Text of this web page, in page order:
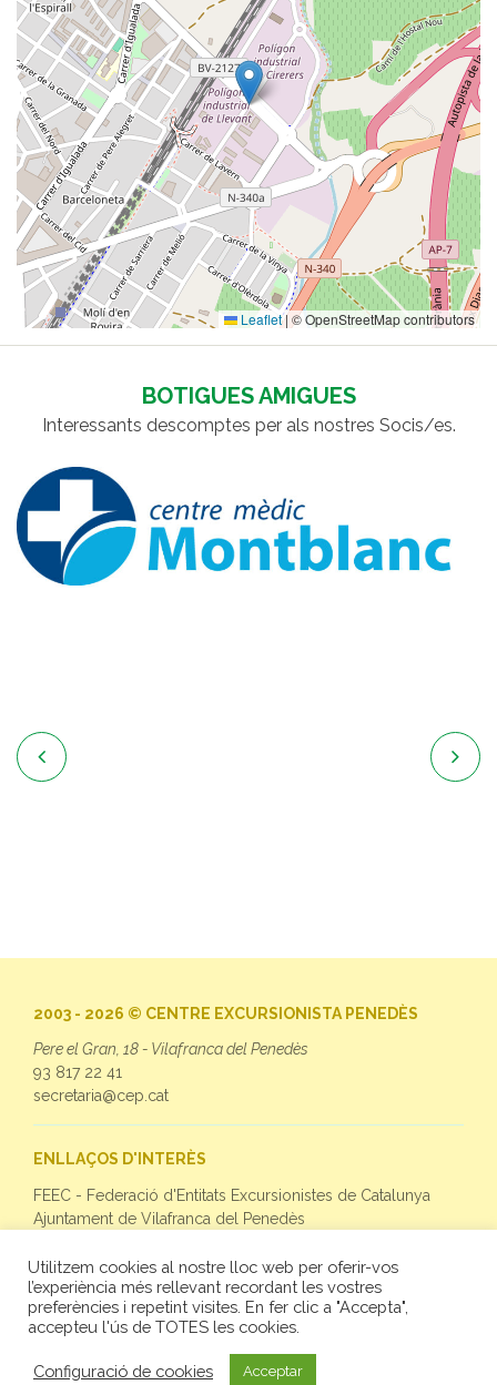
Leaflet|© OpenStreetMap contributors
BOTIGUES AMIGUES
Interessants descomptes per als nostres Socis/es.
 
2003 - 2026 © CENTRE EXCURSIONISTA PENEDÈS
Pere el Gran, 18 - Vilafranca del Penedès
93 817 22 41
secretaria@cep.cat
ENLLAÇOS D'INTERÈS
FEEC - Federació d'Entitats Excursionistes de Catalunya
Ajuntament de Vilafranca del Penedès
SEGUEIX-NOS
Facebook
Twitter
Instagram
Utilitzem cookies al nostre lloc web per oferir-vos
l’experiència més rellevant recordant les vostres
preferències i repetint visites. En fer clic a "Accepta",
accepteu l'ús de TOTES les cookies.
Configuració de cookies Acceptar